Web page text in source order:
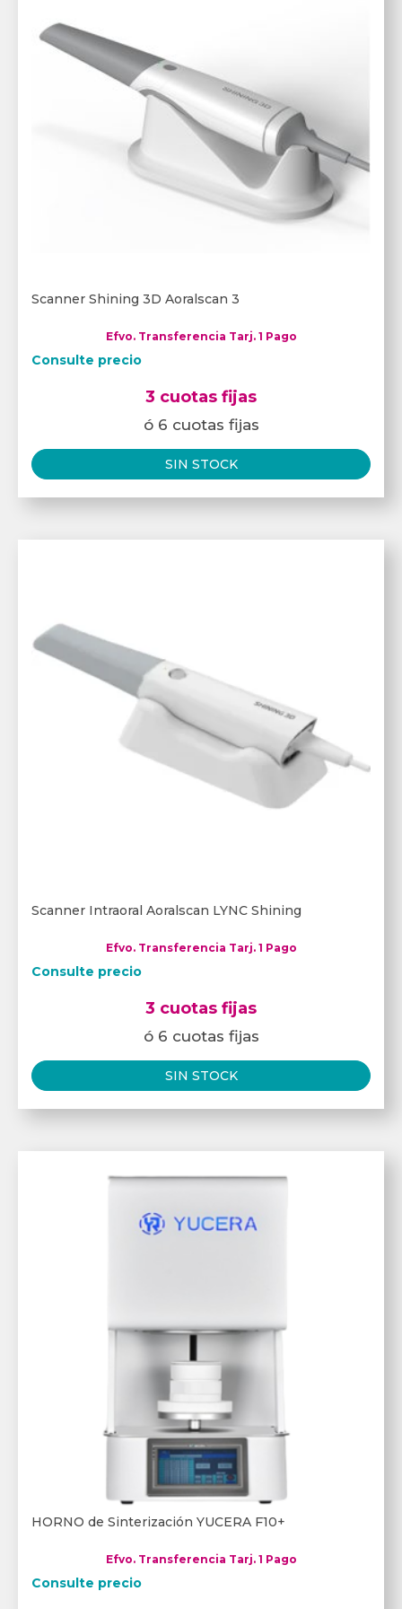
Scanner Shining 3D Aoralscan 3
Efvo. Transferencia Tarj. 1 Pago
Consulte precio
3 cuotas fijas
ó 6 cuotas fijas
SIN STOCK
Scanner Intraoral Aoralscan LYNC Shining
Efvo. Transferencia Tarj. 1 Pago
Consulte precio
3 cuotas fijas
ó 6 cuotas fijas
SIN STOCK
HORNO de Sinterización YUCERA F10+
Efvo. Transferencia Tarj. 1 Pago
Consulte precio